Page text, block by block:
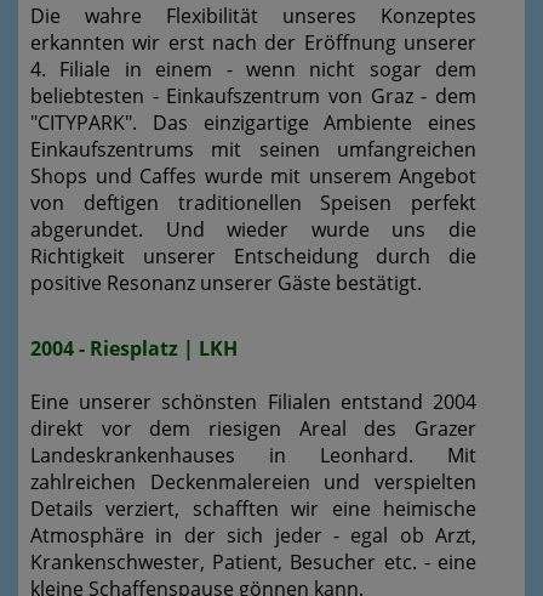
Die wahre Flexibilität unseres Konzeptes
erkannten wir erst nach der Eröffnung unserer
4. Filiale in einem - wenn nicht sogar dem
beliebtesten - Einkaufszentrum von Graz - dem
"CITYPARK". Das einzigartige Ambiente eines
Einkaufszentrums mit seinen umfangreichen
Shops und Caffes wurde mit unserem Angebot
von deftigen traditionellen Speisen perfekt
abgerundet. Und wieder wurde uns die
Richtigkeit unserer Entscheidung durch die
positive Resonanz unserer Gäste bestätigt.
2004 - Riesplatz | LKH
Eine unserer schönsten Filialen entstand 2004
direkt vor dem riesigen Areal des Grazer
Landeskrankenhauses in Leonhard. Mit
zahlreichen Deckenmalereien und verspielten
Details verziert, schafften wir eine heimische
Atmosphäre in der sich jeder - egal ob Arzt,
Krankenschwester, Patient, Besucher etc. - eine
kleine Schaffenspause gönnen kann.